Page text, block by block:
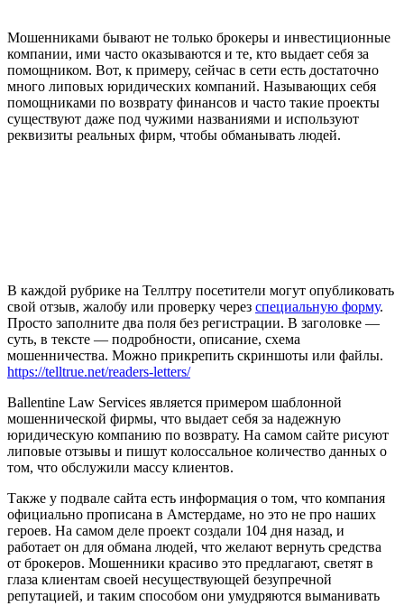
Мошенниками бывают не только брокеры и инвестиционные
компании, ими часто оказываются и те, кто выдает себя за
помощником. Вот, к примеру, сейчас в сети есть достаточно
много липовых юридических компаний. Называющих себя
помощниками по возврату финансов и часто такие проекты
существуют даже под чужими названиями и используют
реквизиты реальных фирм, чтобы обманывать людей.
В каждой рубрике на Теллтру посетители могут опубликовать
свой отзыв, жалобу или проверку через специальную форму.
Просто заполните два поля без регистрации. В заголовке —
суть, в тексте — подробности, описание, схема
мошенничества. Можно прикрепить скриншоты или файлы.
https://telltrue.net/readers-letters/
Ballentine Law Services является примером шаблонной
мошеннической фирмы, что выдает себя за надежную
юридическую компанию по возврату. На самом сайте рисуют
липовые отзывы и пишут колоссальное количество данных о
том, что обслужили массу клиентов.
Также у подвале сайта есть информация о том, что компания
официально прописана в Амстердаме, но это не про наших
героев. На самом деле проект создали 104 дня назад, и
работает он для обмана людей, что желают вернуть средства
от брокеров. Мошенники красиво это предлагают, светят в
глаза клиентам своей несуществующей безупречной
репутацией, и таким способом они умудряются выманивать